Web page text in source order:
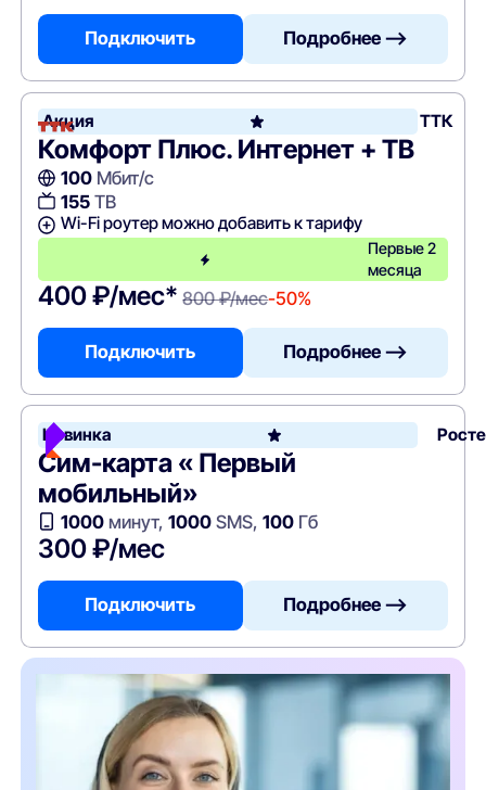
Подключить Подробнее —>
Акция ТТК
Комфорт Плюс. Интернет + ТВ
100Мбит/с
155ТВ
Wi-Fi роутер можно добавить к тарифу
Первые 2
месяца
400 ₽/мес* 800 ₽/мес-50%
Подключить Подробнее —>
Новинка
Сим-карта « Первый
мобильный»
1000минут, 1000SMS, 100Гб
300 ₽/мес
Подключить Подробнее —>